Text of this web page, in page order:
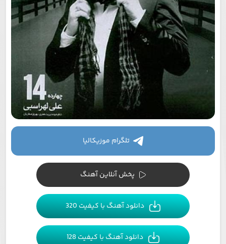
تلگرام موزیکالیا
پخش آنلاین آهنگ
دانلود آهنگ با کیفیت 320
دانلود آهنگ با کیفیت 128